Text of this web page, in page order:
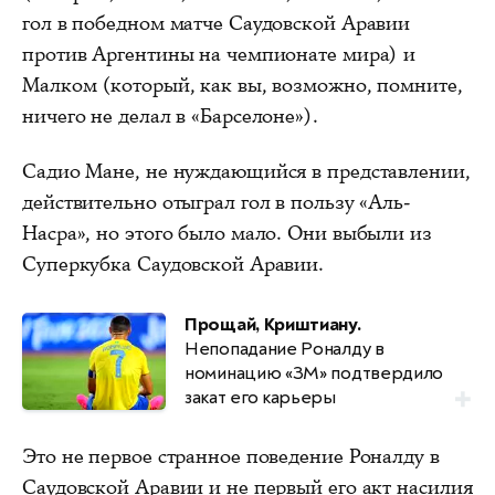
гол в победном матче Саудовской Аравии
против Аргентины на чемпионате мира) и
Малком (который, как вы, возможно, помните,
ничего не делал в «Барселоне»).
Садио Мане, не нуждающийся в представлении,
действительно отыграл гол в пользу «Аль-
Насра», но этого было мало. Они выбыли из
Суперкубка Саудовской Аравии.
Прощай, Криштиану.
Непопадание Роналду в
номинацию «ЗМ» подтвердило
закат его карьеры
Это не первое странное поведение Роналду в
Саудовской Аравии и не первый его акт насилия